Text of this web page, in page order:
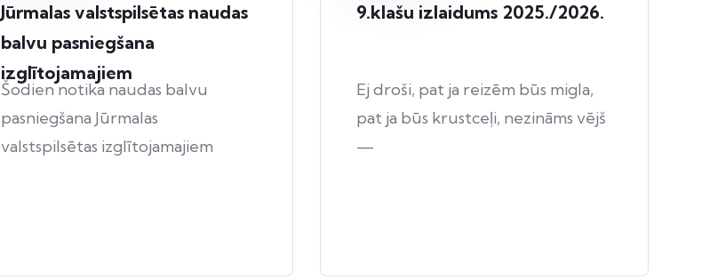
Jūrmalas valstspilsētas naudas
balvu pasniegšana
izglītojamajiem
Šodien notika naudas balvu
pasniegšana Jūrmalas
valstspilsētas izglītojamajiem
9.klašu izlaidums 2025./2026.
Ej droši, pat ja reizēm būs migla,
pat ja būs krustceļi, nezināms vējš
—